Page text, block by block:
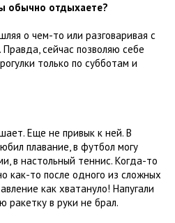
обычно отдыхаете?
о чем-то или разговаривая с
сейчас позволяю себе
только по субботам и
Еще не привык к ней. В
плавание, в футбол могу
в настольный теннис. Когда-то
как-то после одного из сложных
как хватануло! Напугали
ракетку в руки не брал.